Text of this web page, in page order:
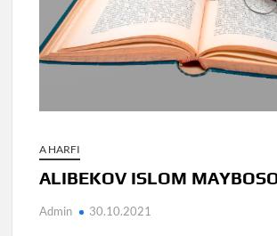
A HARFI
ALIBEKOV ISLOM
Admin 30.10.2021